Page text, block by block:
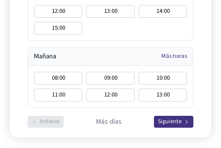
12:00 13:00
14:00
15:00
Mañana Más horas
08:00 09:00
10:00
11:00
12:00 13:00
Anterior Más días Siguiente